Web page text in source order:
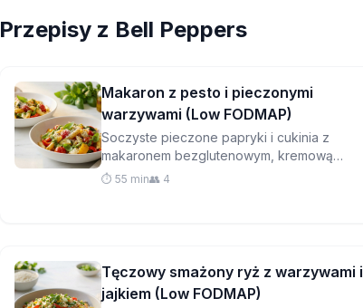
Przepisy z Bell Peppers
Makaron z pesto i pieczonymi
warzywami (Low FODMAP)
Soczyste pieczone papryki i cukinia z
makaronem bezglutenowym, kremową
mozzarellą i domowym pesto z bazylii i
⏱️ 55 min👥 4
Tęczowy smażony ryż z warzywami i
jajkiem (Low FODMAP)